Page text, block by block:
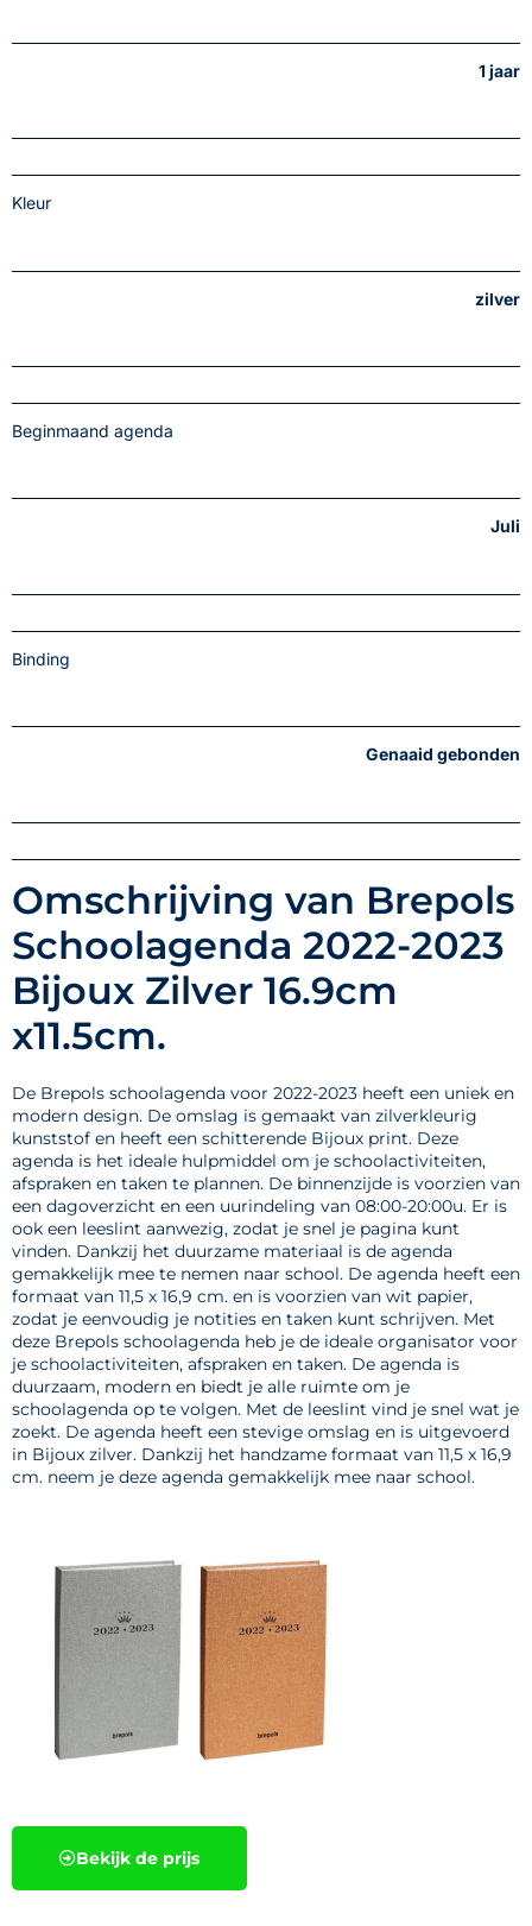
1 jaar
Kleur
zilver
Beginmaand agenda
Juli
Binding
Genaaid gebonden
Omschrijving van Brepols
Schoolagenda 2022-2023
Bijoux Zilver 16.9cm
x11.5cm.
De Brepols schoolagenda voor 2022-2023 heeft een uniek en
modern design. De omslag is gemaakt van zilverkleurig
kunststof en heeft een schitterende Bijoux print. Deze
agenda is het ideale hulpmiddel om je schoolactiviteiten,
afspraken en taken te plannen. De binnenzijde is voorzien van
een dagoverzicht en een uurindeling van 08:00-20:00u. Er is
ook een leeslint aanwezig, zodat je snel je pagina kunt
vinden. Dankzij het duurzame materiaal is de agenda
gemakkelijk mee te nemen naar school. De agenda heeft een
formaat van 11,5 x 16,9 cm. en is voorzien van wit papier,
zodat je eenvoudig je notities en taken kunt schrijven. Met
deze Brepols schoolagenda heb je de ideale organisator voor
je schoolactiviteiten, afspraken en taken. De agenda is
duurzaam, modern en biedt je alle ruimte om je
schoolagenda op te volgen. Met de leeslint vind je snel wat je
zoekt. De agenda heeft een stevige omslag en is uitgevoerd
in Bijoux zilver. Dankzij het handzame formaat van 11,5 x 16,9
cm. neem je deze agenda gemakkelijk mee naar school.
Bekijk de prijs